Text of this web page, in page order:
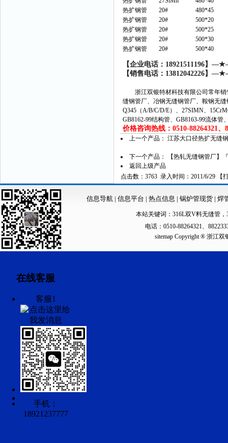
热扩钢管
20#
480*45
热扩钢管
20#
500*20
热扩钢管
20#
500*25
热扩钢管
20#
500*30
热扩钢管
20# 500*40
【企业电话： 18921511196】 —★
【销售电话： 13812042226】 —★
浙江双银特材科技有限公司常年销
缝钢管厂、冶钢无缝钢管厂、鞍钢无
Q345（A/B/C/D/E）、27SIMN、
GB8162-99结构管、GB8163-99流体
价格咨询热线：0510-88264321、
上一个产品： 江苏大口径热扩无缝
下一个产品：
【热轧无缝钢管厂】
返回上级产品
点击数：3763 录入时间：2011/6/29 【
信息导航| 信息平台 | 热点信息 | 锅炉管现货 | 焊
本站关键词： 316L双V料无缝管 ，
电话：0510-88264321、
sitemapCopyright ® 浙江双
在线客服
客服1
手机：
18921237777